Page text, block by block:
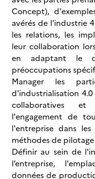
Concept),
avérés de l'industrie
les relations, les
leur collaboration
en adaptant le
préoccupations
Manager les
d'industrialisation
collaboratives et
l'engagement de
l'entreprise dans
méthodes de
Définir au sein de
l’entreprise,
données de